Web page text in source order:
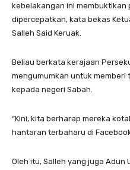
kebelakangan ini membuktikan
dipercepatkan, kata bekas
Salleh Said Keruak.
Beliau berkata kerajaan
mengumumkan untuk
kepada negeri Sabah.
“Kini, kita berharap mereka
hantaran terbaharu di
Oleh itu, Salleh yang juga Adun